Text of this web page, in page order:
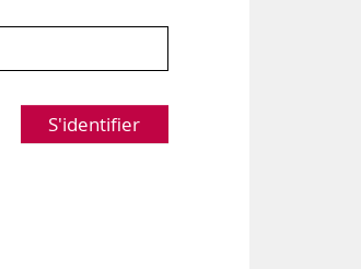
S'identifier